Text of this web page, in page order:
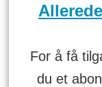
For å få
du et